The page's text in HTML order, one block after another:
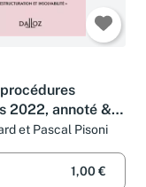
2022, annoté &
20e éd.
et Pascal Pisoni
1,00 €